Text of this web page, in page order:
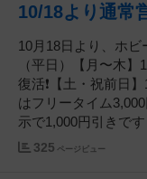
10/18より通常
10月18日より、ホビ
（平日）【月〜木
復活❗️【土・祝前日
はフリータイム
示で1,000円引きです
325 ページビュー